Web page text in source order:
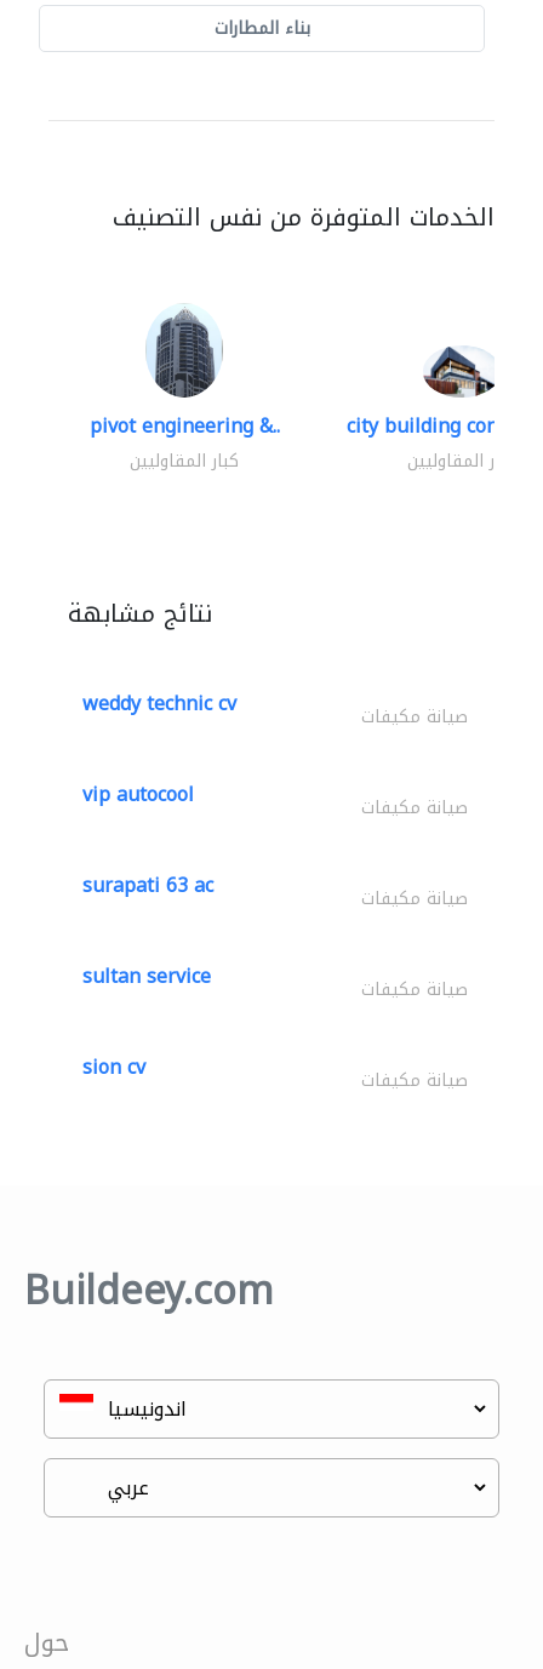
بناء المطارات
الخدمات المتوفرة من نفس التصنيف
pivot engineering &..
كبار المقاوليين
city building
كبار المقاوليين
نتائج مشابهة
weddy technic cv صيانة مكيفات
vip autocool صيانة مكيفات
surapati 63 ac صيانة مكيفات
sultan service صيانة مكيفات
sion cv صيانة مكيفات
Buildeey.com
حول